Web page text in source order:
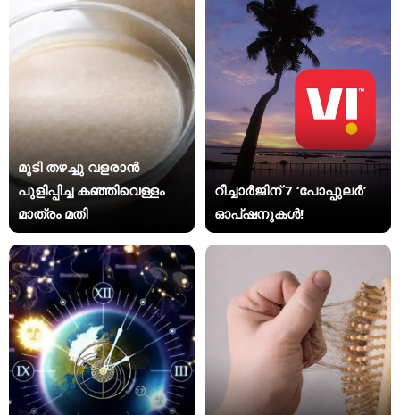
മുടി തഴച്ചു വളരാൻ
പുളിപ്പിച്ച കഞ്ഞിവെള്ളം
മാത്രം മതി
റീച്ചാർജിന് 7 ‘പോപ്പുലർ’
ഓപ്ഷനുകൾ!